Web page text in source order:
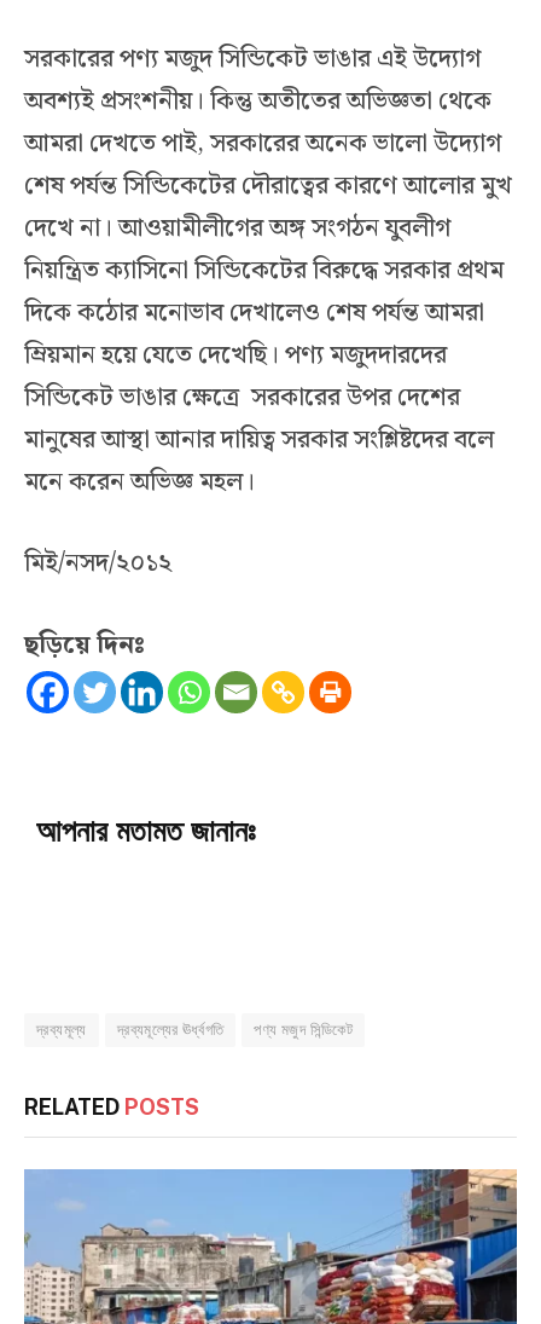
সরকারের পণ্য মজুদ সিন্ডিকেট ভাঙার এই উদ্যোগ
অবশ্যই প্রসংশনীয়। কিন্তু অতীতের অভিজ্ঞতা থেকে
আমরা দেখতে পাই, সরকারের অনেক ভালো উদ্যোগ
শেষ পর্যন্ত সিন্ডিকেটের দৌরাত্বের কারণে আলোর মুখ
দেখে না। আওয়ামীলীগের অঙ্গ সংগঠন যুবলীগ
নিয়ন্ত্রিত ক্যাসিনো সিন্ডিকেটের বিরুদ্ধে সরকার প্রথম
দিকে কঠোর মনোভাব দেখালেও শেষ পর্যন্ত আমরা
ম্রিয়মান হয়ে যেতে দেখেছি। পণ্য মজুদদারদের
সিন্ডিকেট ভাঙার ক্ষেত্রে সরকারের উপর দেশের
মানুষের আস্থা আনার দায়িত্ব সরকার সংশ্লিষ্টদের বলে
মনে করেন অভিজ্ঞ মহল।
মিই/নসদ/২০১২
ছড়িয়ে দিনঃ
আপনার মতামত জানানঃ
দ্রব্যমূল্য দ্রব্যমূল্যের ঊর্ধ্বগতি পণ্য মজুদ সিন্ডিকেট
RELATED POSTS